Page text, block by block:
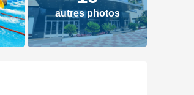
autres photos